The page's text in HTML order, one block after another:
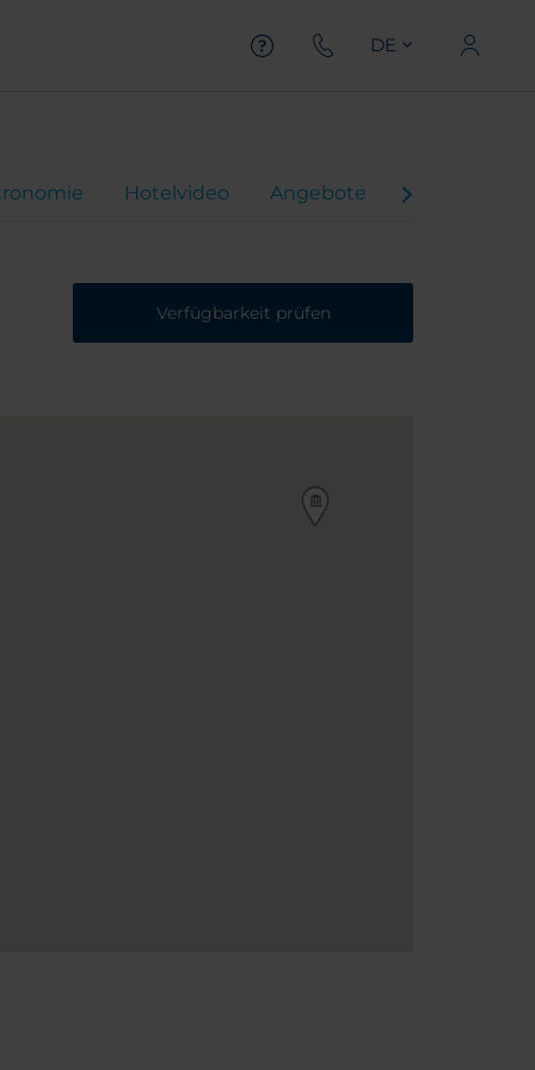
DE
Hotelvideo Angebote Virtuelle Tour
Verfügbarkeit prüfen